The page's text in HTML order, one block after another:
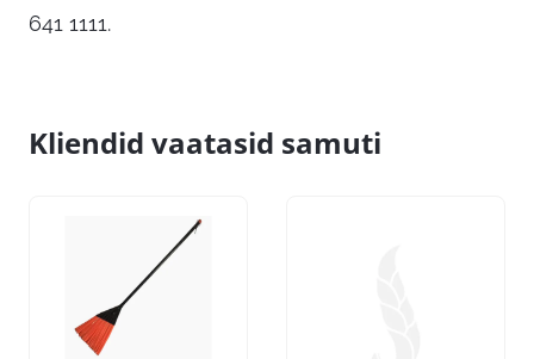
641 1111.
Kliendid vaatasid samuti